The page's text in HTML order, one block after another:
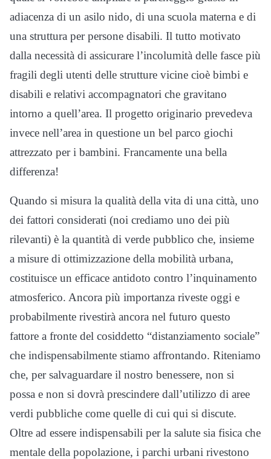
adiacenza di un asilo nido, di una scuola materna e di
una struttura per persone disabili. Il tutto motivato
dalla necessità di assicurare l’incolumità delle fasce più
fragili degli utenti delle strutture vicine cioè bimbi e
disabili e relativi accompagnatori che gravitano
intorno a quell’area. Il progetto originario prevedeva
invece nell’area in questione un bel parco giochi
attrezzato per i bambini. Francamente una bella
differenza!
Quando si misura la qualità della vita di una città, uno
dei fattori considerati (noi crediamo uno dei più
rilevanti) è la quantità di verde pubblico che, insieme
a misure di ottimizzazione della mobilità urbana,
costituisce un efficace antidoto contro l’inquinamento
atmosferico. Ancora più importanza riveste oggi e
probabilmente rivestirà ancora nel futuro questo
fattore a fronte del cosiddetto “distanziamento sociale”
che indispensabilmente stiamo affrontando. Riteniamo
che, per salvaguardare il nostro benessere, non si
possa e non si dovrà prescindere dall’utilizzo di aree
verdi pubbliche come quelle di cui qui si discute.
Oltre ad essere indispensabili per la salute sia fisica che
mentale della popolazione, i parchi urbani rivestono